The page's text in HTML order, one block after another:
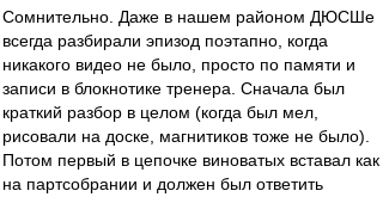
Сомнительно. Даже в нашем районом ДЮСШе
всегда разбирали эпизод поэтапно, когда
никакого видео не было, просто по памяти и
записи в блокнотике тренера. Сначала был
краткий разбор в целом (когда был мел,
рисовали на доске, магнитиков тоже не было).
Потом первый в цепочке виноватых вставал как
на партсобрании и должен был ответить